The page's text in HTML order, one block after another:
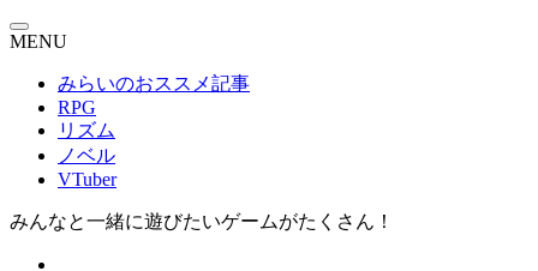
MENU
みらいのおススメ記事
RPG
リズム
ノベル
VTuber
みんなと一緒に遊びたいゲームがたくさん！